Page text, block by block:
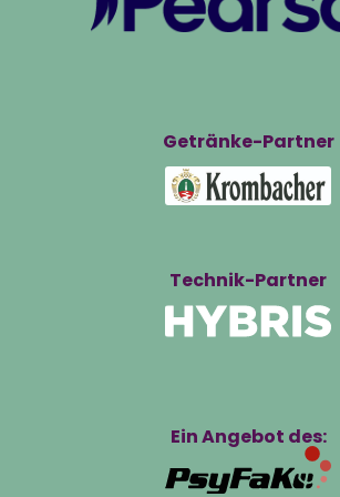
Getränke-Partner
Technik-Partner
Ein Angebot des: